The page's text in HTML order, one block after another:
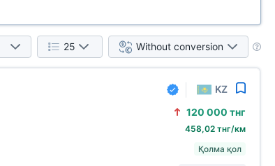
25 Without conversion
KZ
120 000 тнг
458,02 тнг/км
Қолма қол